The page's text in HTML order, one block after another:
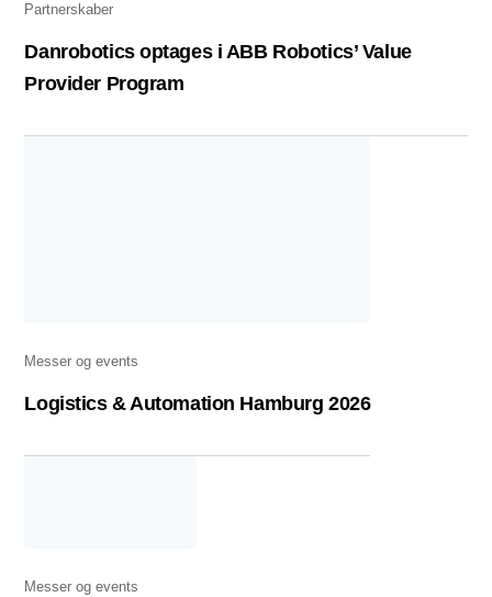
Partnerskaber
Danrobotics optages i ABB Robotics’ Value
Provider Program
Messer og events
Logistics & Automation Hamburg 2026
Messer og events